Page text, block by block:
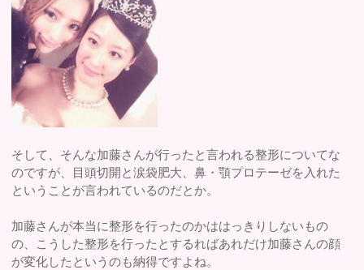
そして、そんな加藤さんが行ったと言われる整形についてな
のですが、目頭切開と涙袋肥大、鼻・顎プロテーゼを入れた
ということが言われているのだとか。
加藤さんが本当に整形を行ったのかははっきりしないもの
の、こうした整形を行ったとするればあれだけ加藤さんの顔
が変化したというのも納得ですよね。